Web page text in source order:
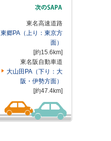
東名高速道路
東郷PA（上り：東京方
面）
[約15.6km]
東名阪自動車道
大山田PA（下り：大
阪・伊勢方面）
[約47.4km]